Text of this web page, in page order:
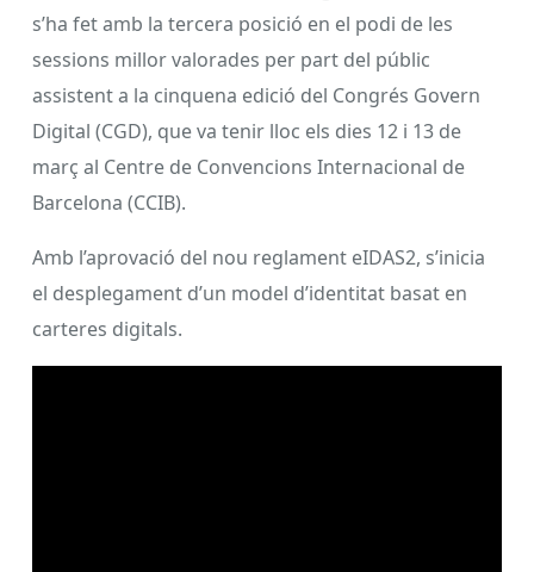
s’ha fet amb la tercera posició en el podi de les
sessions millor valorades per part del públic
assistent a la cinquena edició del Congrés Govern
Digital (CGD), que va tenir lloc els dies 12 i 13 de
març al Centre de Convencions Internacional de
Barcelona (CCIB).
Amb l’aprovació del nou reglament eIDAS2, s’inicia
el desplegament d’un model d’identitat basat en
carteres digitals.